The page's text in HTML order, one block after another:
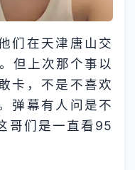
们在天津唐山交
但上次那个事以
卡，不是不喜欢
弹幕有人问是不
哥们是一直看95